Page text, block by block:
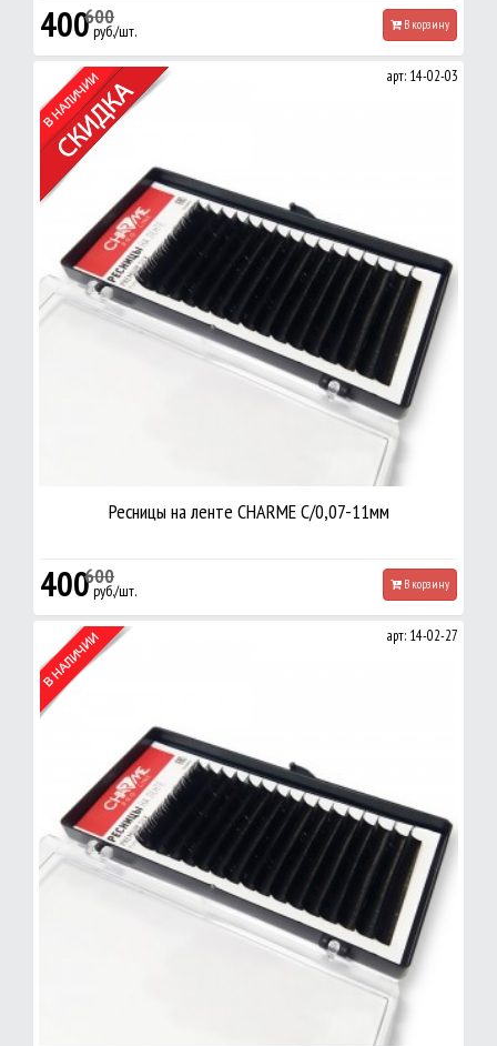
600
400руб./шт. В корзину
арт: 14-02-03
600
Ресницы на ленте CHARME С/0,07-11мм
400руб./шт. В корзину
арт: 14-02-27